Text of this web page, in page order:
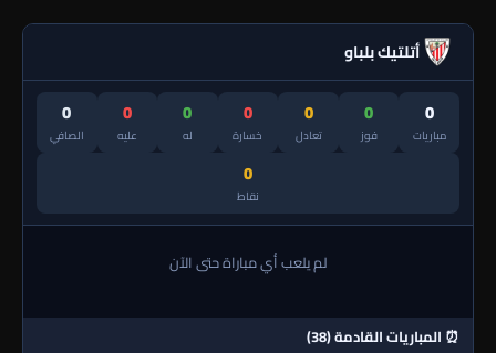
أتلتيك بلباو
0
مباريات
0
فوز
0
تعادل
0
خسارة
0
له
0
عليه
0
الصافي
0
نقاط
لم يلعب أي مباراة حتى الآن
⏰ المباريات القادمة (38)